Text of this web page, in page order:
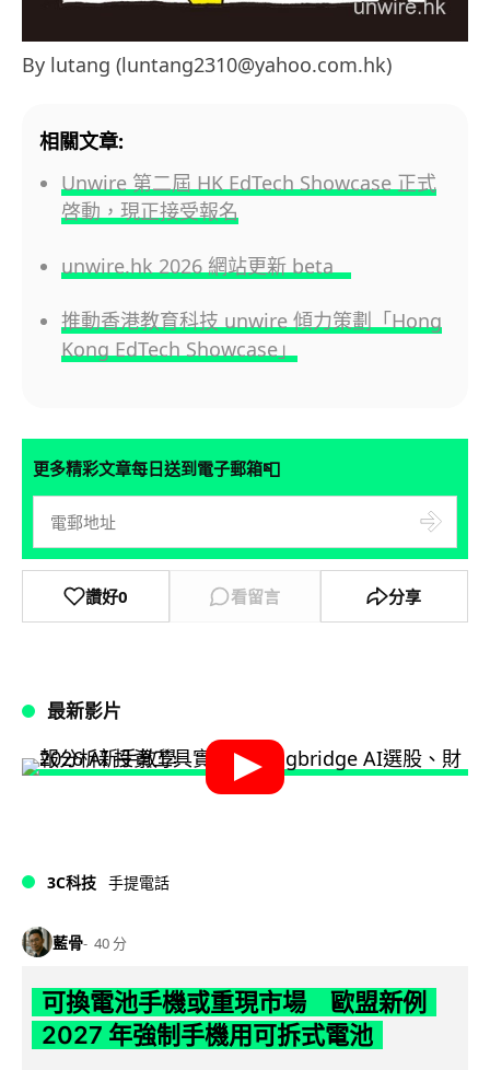
By lutang (luntang2310@yahoo.com.hk)
相關文章:
Unwire 第二屆 HK EdTech Showcase 正式
啓動，現正接受報名
unwire.hk 2026 網站更新 beta
推動香港教育科技 unwire 傾力策劃「Hong
Kong EdTech Showcase」
更多精彩文章每日送到電子郵箱📮
讚好0 看留言 分享
最新影片
3C科技 手提電話
藍骨 40 分
可換電池手機或重現市場 歐盟新例
2027 年強制手機用可拆式電池